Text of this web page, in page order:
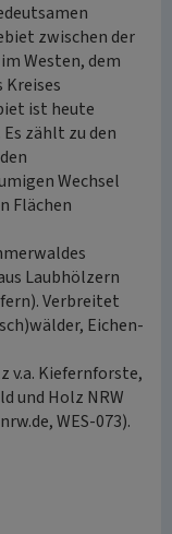
zwischen der
Westen, dem
Kreises
ist heute
zählt zu den
Wechsel
Flächen
Laubhölzern
Verbreitet
Eichen-
v.a. Kiefernforste,
und Holz NRW
WES-073).